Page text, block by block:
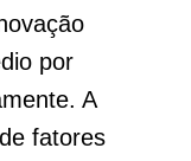
por
A
fatores